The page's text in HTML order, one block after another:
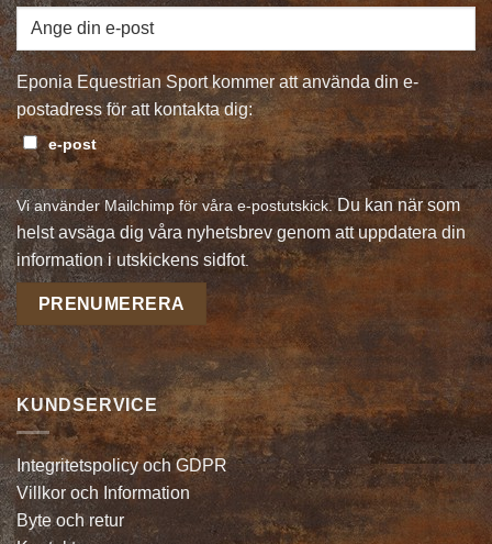
Eponia Equestrian Sport kommer att använda din e-
postadress för att kontakta dig:
e-post
Vi använder Mailchimp för våra e-postutskick. Du kan när som
helst avsäga dig våra nyhetsbrev genom att uppdatera din
information i utskickens sidfot.
KUNDSERVICE
Integritetspolicy och GDPR
Villkor och Information
Byte och retur